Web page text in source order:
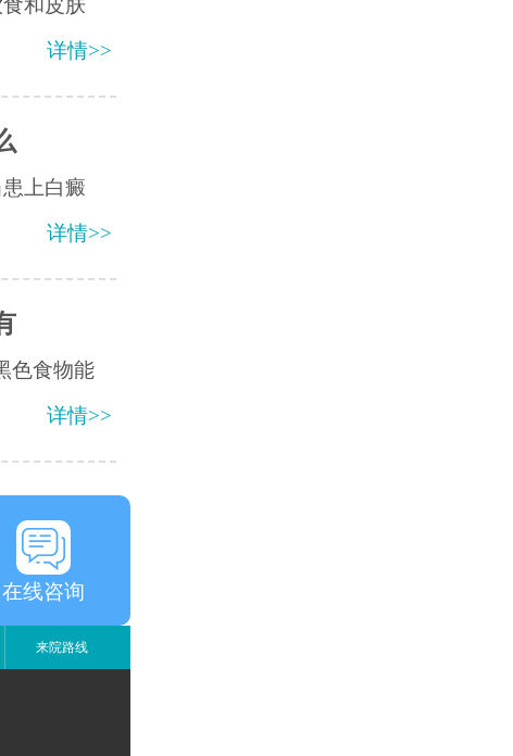
和皮肤
详情>>
上白癜
详情>>
色食物能
详情>>
在线咨询
来院路线